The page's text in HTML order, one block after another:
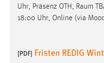
Uhr, Präsenz OTH, Raum
18:00 Uhr, Online (via
[PDF] Fristen REDIG